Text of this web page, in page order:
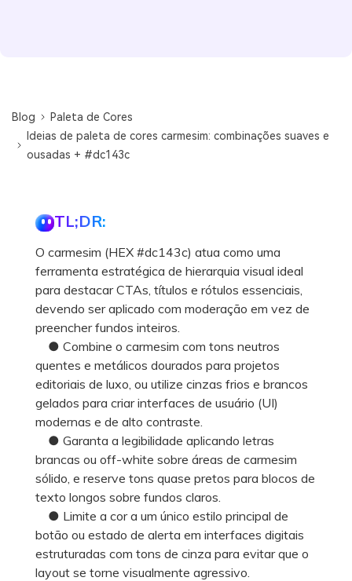
Blog
Paleta de Cores
Ideias de paleta de cores carmesim: combinações suaves e
ousadas + #dc143c
TL;DR:
O carmesim (HEX #dc143c) atua como uma
ferramenta estratégica de hierarquia visual ideal
para destacar CTAs, títulos e rótulos essenciais,
devendo ser aplicado com moderação em vez de
preencher fundos inteiros.
● Combine o carmesim com tons neutros
quentes e metálicos dourados para projetos
editoriais de luxo, ou utilize cinzas frios e brancos
gelados para criar interfaces de usuário (UI)
modernas e de alto contraste.
● Garanta a legibilidade aplicando letras
brancas ou off-white sobre áreas de carmesim
sólido, e reserve tons quase pretos para blocos de
texto longos sobre fundos claros.
● Limite a cor a um único estilo principal de
botão ou estado de alerta em interfaces digitais
estruturadas com tons de cinza para evitar que o
layout se torne visualmente agressivo.